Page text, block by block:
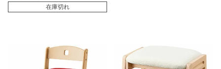
お問い合わせ
在庫切れ